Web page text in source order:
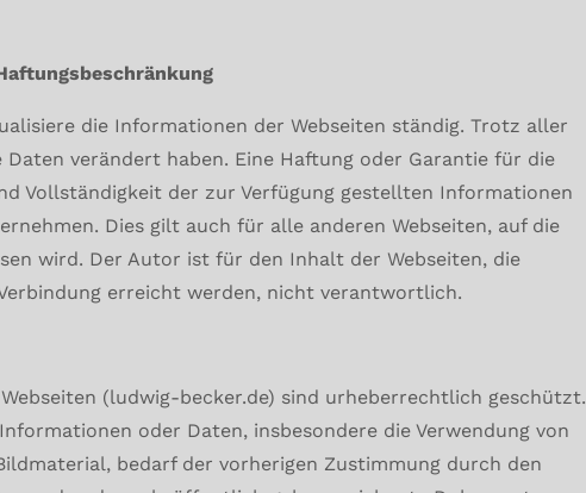
die Informationen der Webseiten ständig. Trotz aller
verändert haben. Eine Haftung oder Garantie für die
Vollständigkeit der zur Verfügung gestellten Informationen
Dies gilt auch für alle anderen Webseiten, auf die
wird. Der Autor ist für den Inhalt der Webseiten, die
erreicht werden, nicht verantwortlich.
(ludwig-becker.de) sind urheberrechtlich geschützt.
oder Daten, insbesondere die Verwendung von
bedarf der vorherigen Zustimmung durch den